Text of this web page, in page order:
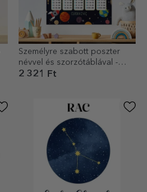
Személyre szabott poszter
névvel és szorzótáblával -
Bolygók
2 321 Ft